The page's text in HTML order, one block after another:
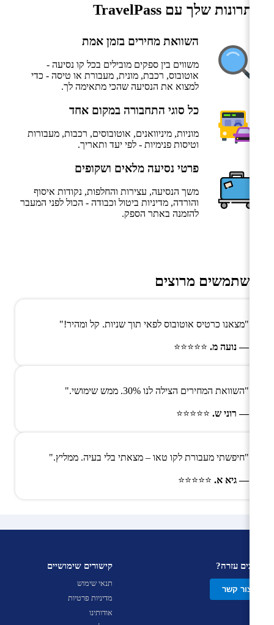
היתרונות שלך עם TravelPass
השוואת מחירים בזמן אמת
משווים בין ספקים מובילים בכל קו נסיעה -
אוטובוס, רכבת, מונית, מעבורת או טיסה - כדי
למצוא את הנסיעה שהכי מתאימה לך.
כל סוגי התחבורה במקום אחד
מוניות, מיניוואנים, אוטובוסים, רכבות, מעבורות
וטיסות פנימיות - לפי יעד ותאריך.
פרטי נסיעה מלאים ושקופים
משך הנסיעה, עצירות והחלפות, נקודות איסוף
והורדה, מדיניות ביטול וכבודה - הכול לפני המעבר
להזמנה באתר הספק.
משתמשים מרוצים
"מצאנו כרטיס אוטובוס לפאי תוך שניות. קל ומהיר!"
— נועה מ. ⭐⭐⭐⭐⭐
"השוואת המחירים הצילה לנו 30%. ממש שימושי."
— רוני ש. ⭐⭐⭐⭐⭐
"חיפשתי מעבורת לקו טאו – מצאתי בלי בעיה. ממליץ."
— גיא א. ⭐⭐⭐⭐⭐
צריכים עזרה?
צור קשר
קישורים שימושיים
תנאי שימוש
מדיניות פרטיות
אודותינו